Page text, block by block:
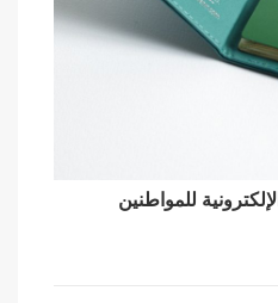
للمواطنين